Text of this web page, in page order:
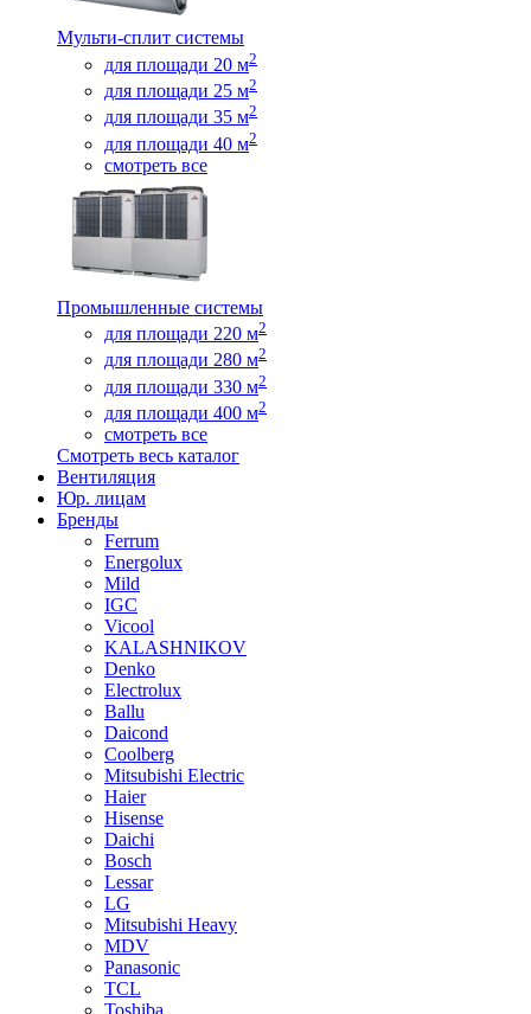
Мульти-сплит системы
для площади 20 м2
для площади 25 м2
для площади 35 м2
для площади 40 м2
смотреть все
Промышленные системы
для площади 220 м2
для площади 280 м2
для площади 330 м2
для площади 400 м2
смотреть все
Смотреть весь каталог
Вентиляция
Юр. лицам
Бренды
Ferrum
Energolux
Mild
IGC
Vicool
KALASHNIKOV
Denko
Electrolux
Ballu
Daicond
Coolberg
Mitsubishi Electric
Haier
Hisense
Daichi
Bosch
Lessar
LG
Mitsubishi Heavy
MDV
Panasonic
TCL
Toshiba